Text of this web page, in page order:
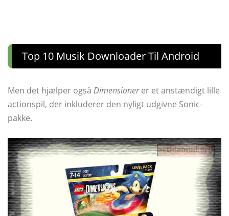
Top 10 Musik Downloader Til Android
Men det hjælper også Dimensionerer et anstændigt lille
actionspil, der inkluderer den nyligt udgivne Sonic-
pakke.